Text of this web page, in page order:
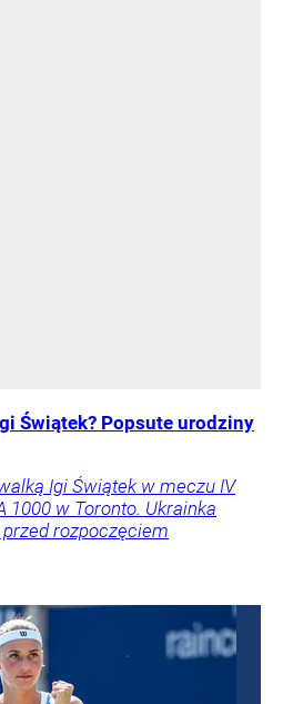
Świątek? Popsute urodziny
Igi Świątek w meczu IV
1000 w Toronto. Ukrainka
przed rozpoczęciem